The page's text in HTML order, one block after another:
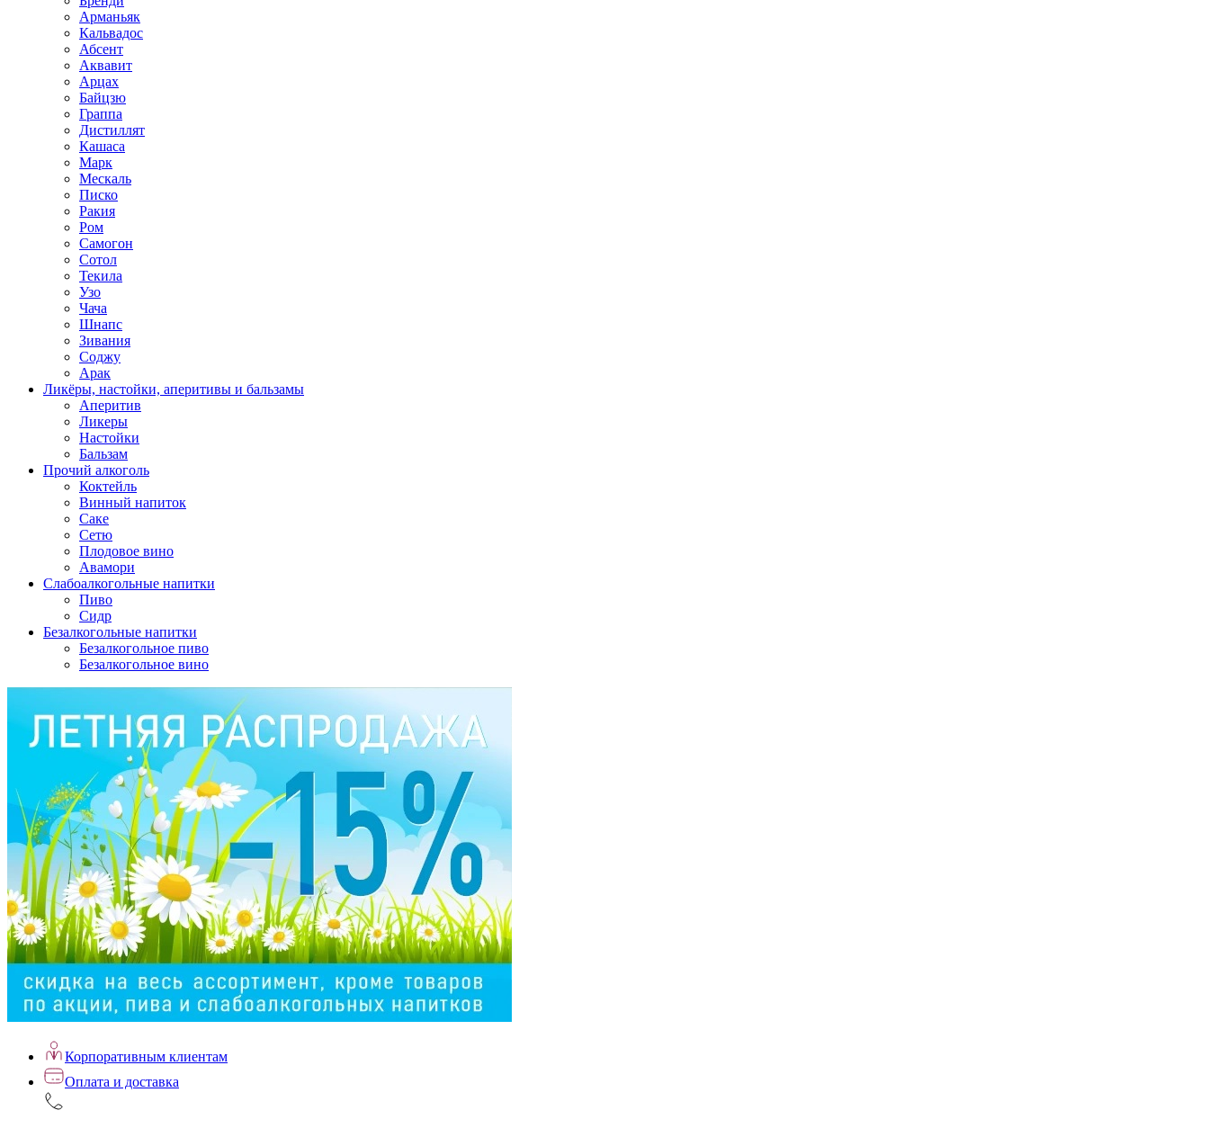
Арманьяк
Кальвадос
Абсент
Аквавит
Арцах
Байцзю
Граппа
Дистиллят
Кашаса
Марк
Мескаль
Писко
Ракия
Ром
Самогон
Сотол
Текила
Узо
Чача
Шнапс
Зивания
Соджу
Арак
Ликёры, настойки, аперитивы и бальзамы
Аперитив
Ликеры
Настойки
Бальзам
Прочий алкоголь
Коктейль
Винный напиток
Саке
Сетю
Плодовое вино
Авамори
Слабоалкогольные напитки
Пиво
Сидр
Безалкогольные напитки
Безалкогольное пиво
Безалкогольное вино
Корпоративным клиентам
Оплата и доставка